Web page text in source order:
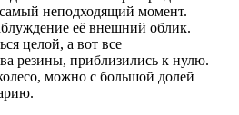
неподходящий момент.
её внешний облик.
целой, а вот все
резины, приблизились к нулю.
можно с большой долей